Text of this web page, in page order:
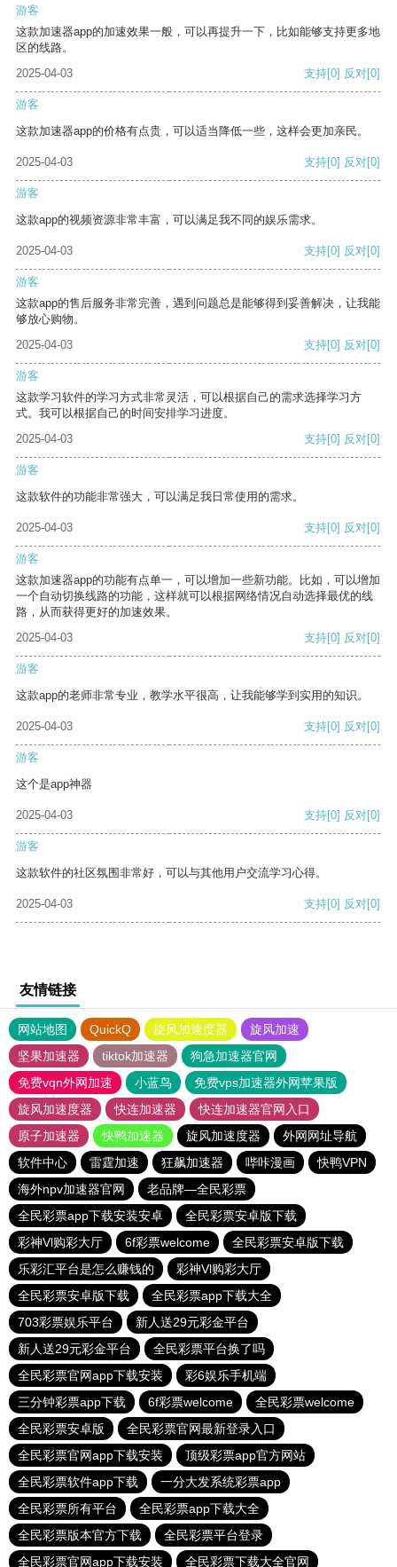
游客
这款加速器app的加速效果一般，可以再提升一下，比如能够支持更多地
区的线路。
2025-04-03
支持[0] 反对[0]
游客
这款加速器app的价格有点贵，可以适当降低一些，这样会更加亲民。
2025-04-03 支持[0] 反对[0]
游客
这款app的视频资源非常丰富，可以满足我不同的娱乐需求。
2025-04-03 支持[0] 反对[0]
游客
这款app的售后服务非常完善，遇到问题总是能够得到妥善解决，让我能
够放心购物。
2025-04-03
支持[0] 反对[0]
游客
这款学习软件的学习方式非常灵活，可以根据自己的需求选择学习方
式。我可以根据自己的时间安排学习进度。
2025-04-03
支持[0] 反对[0]
游客
这款软件的功能非常强大，可以满足我日常使用的需求。
2025-04-03 支持[0] 反对[0]
游客
这款加速器app的功能有点单一，可以增加一些新功能。比如，可以增加
一个自动切换线路的功能，这样就可以根据网络情况自动选择最优的线
路，从而获得更好的加速效果。
2025-04-03
支持[0] 反对[0]
游客
这款app的老师非常专业，教学水平很高，让我能够学到实用的知识。
2025-04-03 支持[0] 反对[0]
游客
这个是app神器
2025-04-03 支持[0] 反对[0]
游客
这款软件的社区氛围非常好，可以与其他用户交流学习心得。
2025-04-03 支持[0] 反对[0]
友情链接
网站地图 QuickQ 旋风加速度器
旋风加速
坚果加速器
tiktok加速器
狗急加速器官网
免费vqn外网加速
小蓝鸟
免费vps加速器外网苹果版
旋风加速度器
快连加速器
快连加速器官网入口
原子加速器
快鸭加速器 旋风加速度器
外网网址导航
软件中心
雷霆加速 狂飙加速器 哔咔漫画
快鸭VPN
海外npv加速器官网
老品牌—全民彩票
全民彩票app下载安装安卓
全民彩票安卓版下载
彩神Vl购彩大厅
6f彩票welcome
全民彩票安卓版下载
乐彩汇平台是怎么赚钱的
彩神Vl购彩大厅
全民彩票安卓版下载
全民彩票app下载大全
703彩票娱乐平台
新人送29元彩金平台
新人送29元彩金平台
全民彩票平台换了吗
全民彩票官网app下载安装
彩6娱乐手机端
三分钟彩票app下载
6f彩票welcome
全民彩票welcome
全民彩票安卓版
全民彩票官网最新登录入口
全民彩票官网app下载安装
顶级彩票app官方网站
全民彩票软件app下载
一分大发系统彩票app
全民彩票所有平台
全民彩票app下载大全
全民彩票版本官方下载
全民彩票平台登录
全民彩票官网app下载安装
全民彩票下载大全官网